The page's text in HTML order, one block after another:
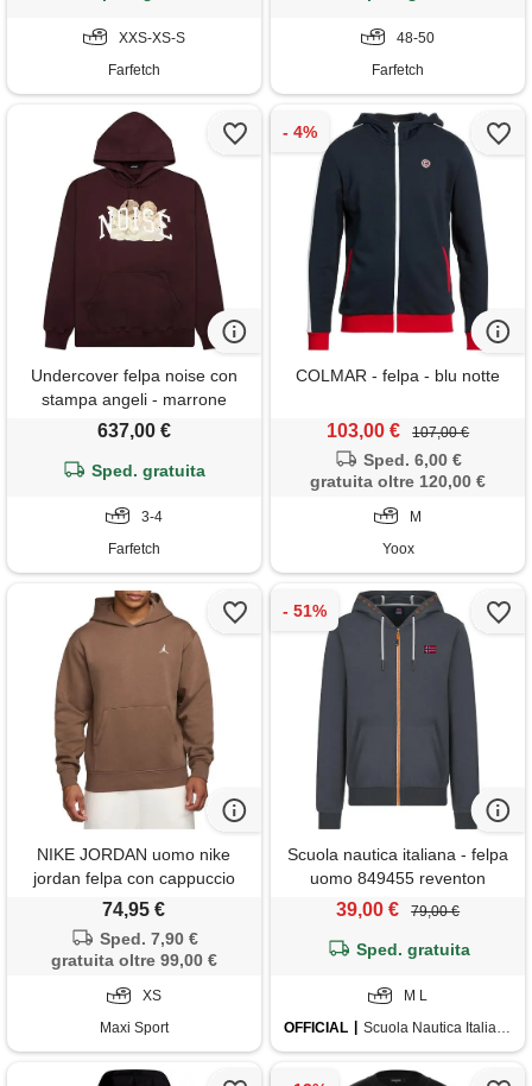
XXS-XS-S
Farfetch
48-50
Farfetch
Undercover felpa noise con
stampa angeli - marrone
637,00 €
Sped. gratuita
3-4
Farfetch
COLMAR - felpa - blu notte
103,00 € 107,00 €
Sped. 6,00 €
gratuita oltre 120,00 €
M
Yoox
NIKE JORDAN uomo nike
jordan felpa con cappuccio
brooklyn
74,95 €
Sped. 7,90 €
gratuita oltre 99,00 €
XS
Maxi Sport
Scuola nautica italiana - felpa
uomo 849455 reventon
39,00 € 79,00 €
Sped. gratuita
M L
OFFICIAL
Scuola Nautica Italiana